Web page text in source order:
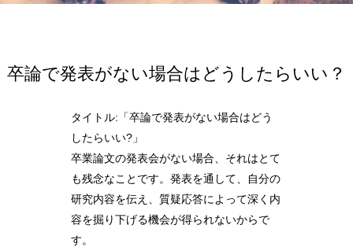
卒論で発表がない場合はどうしたらいい？
タイトル:「卒論で発表がない場合はどう
したらいい?」
卒業論文の発表会がない場合、それはとて
も残念なことです。発表を通して、自分の
研究内容を伝え、質疑応答によって深く内
容を掘り下げる機会が得られないからで
す。